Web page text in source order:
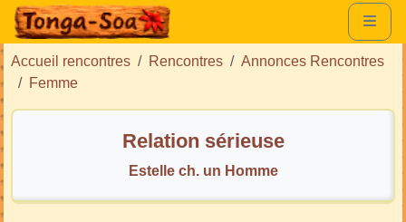
Accueil rencontres Rencontres
Annonces Rencontres
Femme
Relation sérieuse
Estelle ch. un Homme